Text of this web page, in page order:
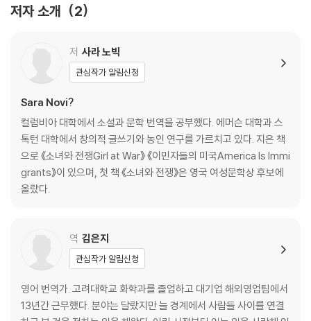
저자 소개 2
저 사라 노빅
관심작가 알림신청
Sara Novi?
컬럼비아 대학에서 소설과 문학 번역을 공부했다. 에머슨 대학과 스
톡턴 대학에서 창의적 글쓰기와 농인 연구를 가르치고 있다. 지은 책
으로 《소녀와 전쟁Girl at War》 《이민자들의 미국America Is Immi
grants》이 있으며, 첫 책 《소녀와 전쟁》은 영국 여성문학상 후보에
올랐다.
역 김은지
관심작가 알림신청
영어 번역가. 고려대학교 화학과를 졸업하고 대기업 해외영업팀에서
13년간 근무했다. 분야는 달랐지만 늘 경계에서 사람들 사이를 연결